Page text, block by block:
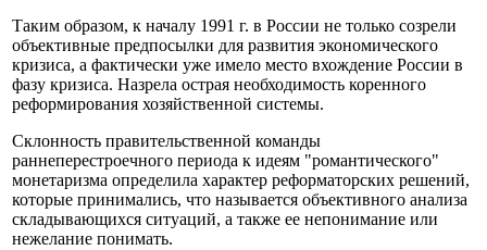
Таким образом, к началу 1991 г. в России не только созрели
объективные предпосылки для развития экономического
кризиса, а фактически уже имело место вхождение России в
фазу кризиса. Назрела острая необходимость коренного
реформирования хозяйственной системы.
Склонность правительственной команды
раннеперестроечного периода к идеям "романтического"
монетаризма определила характер реформаторских решений,
которые принимались, что называется объективного анализа
складывающихся ситуаций, а также ее непонимание или
нежелание понимать.